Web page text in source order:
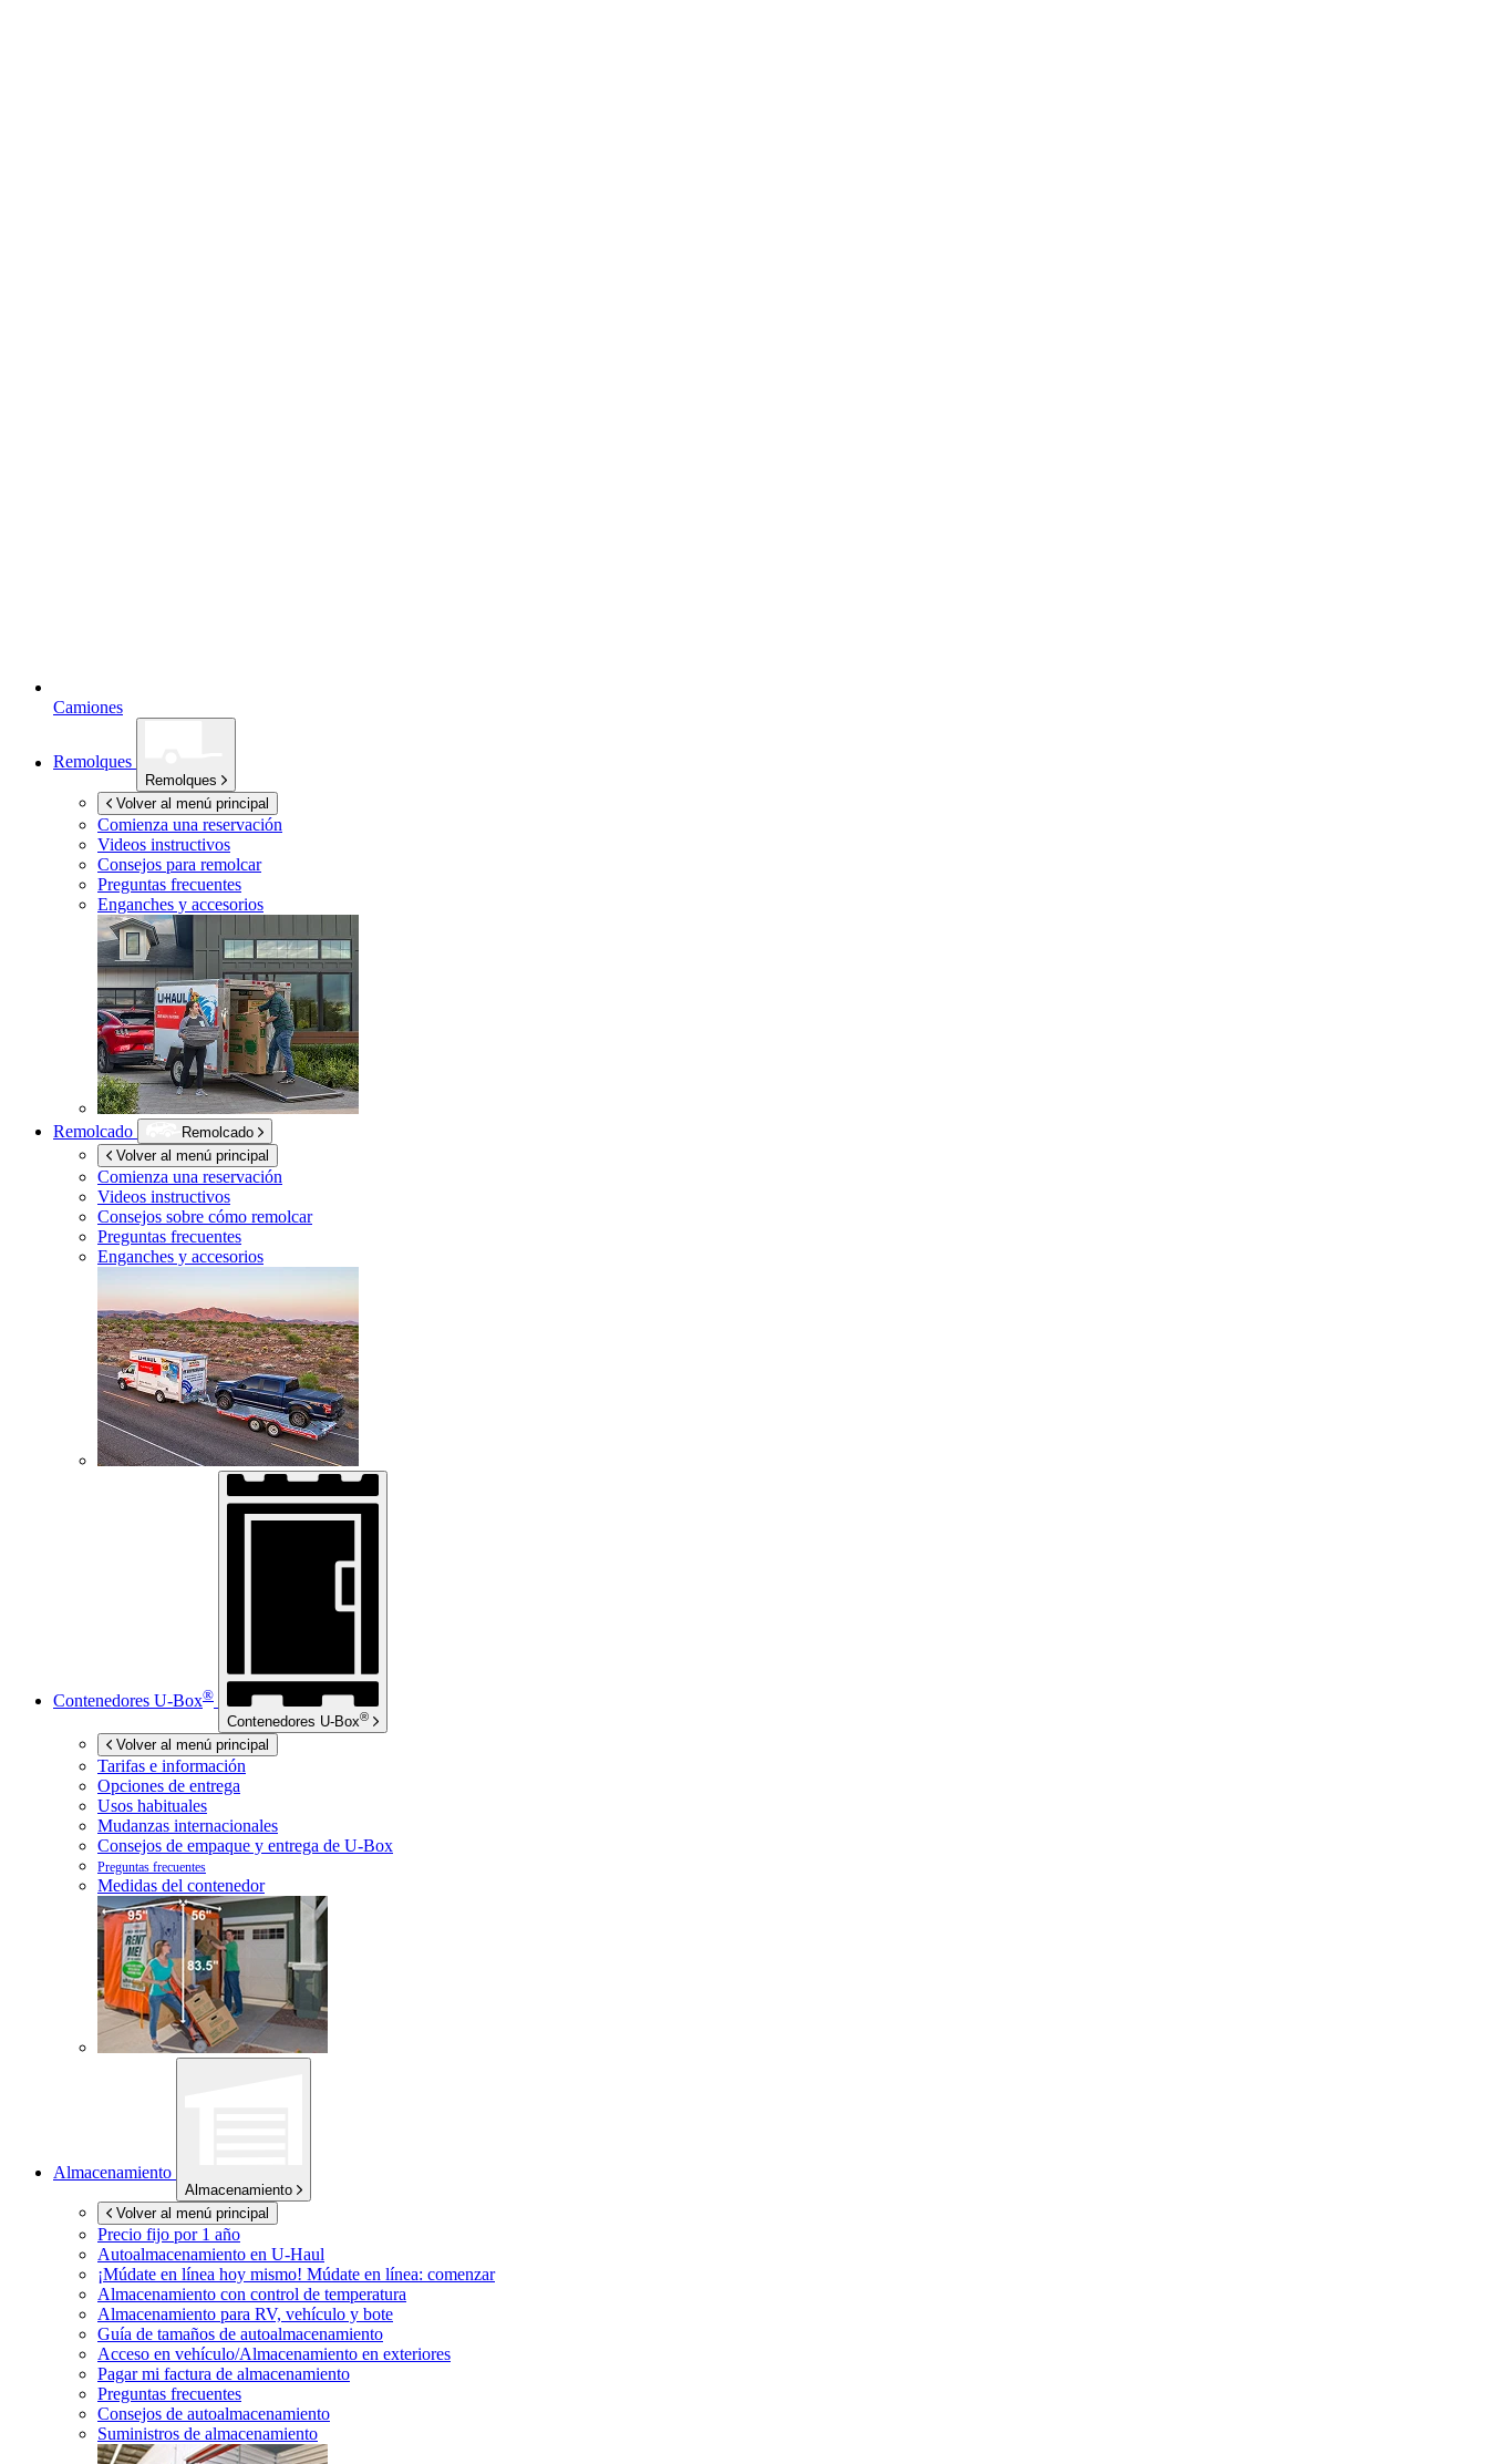
Camiones
Remolques
Remolques
Volver al menú principal
Comienza una reservación
Videos instructivos
Consejos para remolcar
Preguntas frecuentes
Enganches y accesorios
Remolcado
Remolcado
Volver al menú principal
Comienza una reservación
Videos instructivos
Consejos sobre cómo remolcar
Preguntas frecuentes
Enganches y accesorios
Contenedores U-Box®
Contenedores U-Box®
Volver al menú principal
Tarifas e información
Opciones de entrega
Usos habituales
Mudanzas internacionales
Consejos de empaque y entrega de U-Box
Preguntas frecuentes
Medidas del contenedor
Almacenamiento
Almacenamiento
Volver al menú principal
Precio fijo por 1 año
Autoalmacenamiento en U-Haul
¡Múdate en línea hoy mismo! Múdate en línea: comenzar
Almacenamiento con control de temperatura
Almacenamiento para RV, vehículo y bote
Guía de tamaños de autoalmacenamiento
Acceso en vehículo/Almacenamiento en exteriores
Pagar mi factura de almacenamiento
Preguntas frecuentes
Consejos de autoalmacenamiento
Suministros de almacenamiento